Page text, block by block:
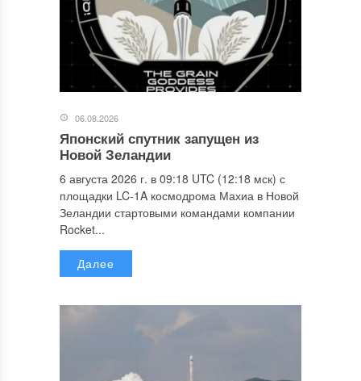
06.08.2026
Японский спутник запущен из
Новой Зеландии
6 августа 2026 г. в 09:18 UTC (12:18 мск) с
площадки LC-1A космодрома Махиа в Новой
Зеландии стартовыми командами компании
Rocket...
Далее